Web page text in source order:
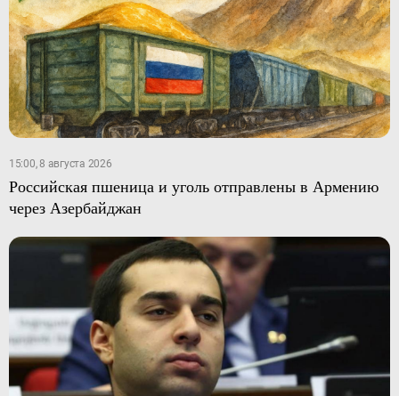
15:00, 8 августа 2026
Российская пшеница и уголь отправлены в Армению
через Азербайджан